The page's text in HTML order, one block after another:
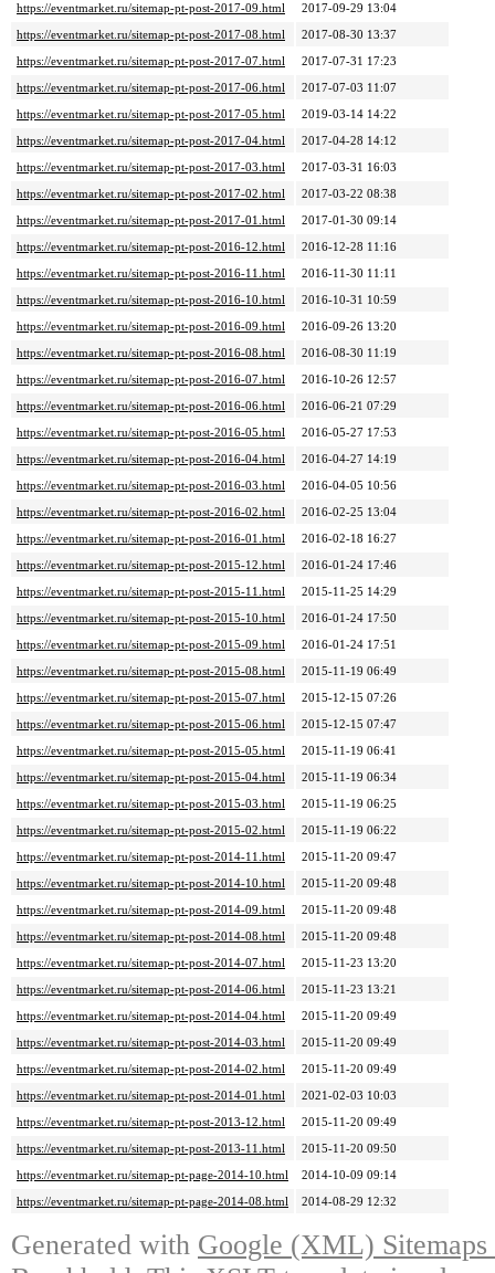
https://eventmarket.ru/sitemap-pt-post-2017-09.html
2017-09-29 13:04
https://eventmarket.ru/sitemap-pt-post-2017-08.html
2017-08-30 13:37
https://eventmarket.ru/sitemap-pt-post-2017-07.html
2017-07-31 17:23
https://eventmarket.ru/sitemap-pt-post-2017-06.html
2017-07-03 11:07
https://eventmarket.ru/sitemap-pt-post-2017-05.html
2019-03-14 14:22
https://eventmarket.ru/sitemap-pt-post-2017-04.html
2017-04-28 14:12
https://eventmarket.ru/sitemap-pt-post-2017-03.html
2017-03-31 16:03
https://eventmarket.ru/sitemap-pt-post-2017-02.html
2017-03-22 08:38
https://eventmarket.ru/sitemap-pt-post-2017-01.html
2017-01-30 09:14
https://eventmarket.ru/sitemap-pt-post-2016-12.html
2016-12-28 11:16
https://eventmarket.ru/sitemap-pt-post-2016-11.html
2016-11-30 11:11
https://eventmarket.ru/sitemap-pt-post-2016-10.html
2016-10-31 10:59
https://eventmarket.ru/sitemap-pt-post-2016-09.html
2016-09-26 13:20
https://eventmarket.ru/sitemap-pt-post-2016-08.html
2016-08-30 11:19
https://eventmarket.ru/sitemap-pt-post-2016-07.html
2016-10-26 12:57
https://eventmarket.ru/sitemap-pt-post-2016-06.html
2016-06-21 07:29
https://eventmarket.ru/sitemap-pt-post-2016-05.html
2016-05-27 17:53
https://eventmarket.ru/sitemap-pt-post-2016-04.html
2016-04-27 14:19
https://eventmarket.ru/sitemap-pt-post-2016-03.html
2016-04-05 10:56
https://eventmarket.ru/sitemap-pt-post-2016-02.html
2016-02-25 13:04
https://eventmarket.ru/sitemap-pt-post-2016-01.html
2016-02-18 16:27
https://eventmarket.ru/sitemap-pt-post-2015-12.html
2016-01-24 17:46
https://eventmarket.ru/sitemap-pt-post-2015-11.html
2015-11-25 14:29
https://eventmarket.ru/sitemap-pt-post-2015-10.html
2016-01-24 17:50
https://eventmarket.ru/sitemap-pt-post-2015-09.html
2016-01-24 17:51
https://eventmarket.ru/sitemap-pt-post-2015-08.html
2015-11-19 06:49
https://eventmarket.ru/sitemap-pt-post-2015-07.html
2015-12-15 07:26
https://eventmarket.ru/sitemap-pt-post-2015-06.html
2015-12-15 07:47
https://eventmarket.ru/sitemap-pt-post-2015-05.html
2015-11-19 06:41
https://eventmarket.ru/sitemap-pt-post-2015-04.html
2015-11-19 06:34
https://eventmarket.ru/sitemap-pt-post-2015-03.html
2015-11-19 06:25
https://eventmarket.ru/sitemap-pt-post-2015-02.html
2015-11-19 06:22
https://eventmarket.ru/sitemap-pt-post-2014-11.html
2015-11-20 09:47
https://eventmarket.ru/sitemap-pt-post-2014-10.html
2015-11-20 09:48
https://eventmarket.ru/sitemap-pt-post-2014-09.html
2015-11-20 09:48
https://eventmarket.ru/sitemap-pt-post-2014-08.html
2015-11-20 09:48
https://eventmarket.ru/sitemap-pt-post-2014-07.html
2015-11-23 13:20
https://eventmarket.ru/sitemap-pt-post-2014-06.html
2015-11-23 13:21
https://eventmarket.ru/sitemap-pt-post-2014-04.html
2015-11-20 09:49
https://eventmarket.ru/sitemap-pt-post-2014-03.html
2015-11-20 09:49
https://eventmarket.ru/sitemap-pt-post-2014-02.html
2015-11-20 09:49
https://eventmarket.ru/sitemap-pt-post-2014-01.html
2021-02-03 10:03
https://eventmarket.ru/sitemap-pt-post-2013-12.html
2015-11-20 09:49
https://eventmarket.ru/sitemap-pt-post-2013-11.html
2015-11-20 09:50
https://eventmarket.ru/sitemap-pt-page-2014-10.html
2014-10-09 09:14
https://eventmarket.ru/sitemap-pt-page-2014-08.html
2014-08-29 12:32
Generated with Google (XML)